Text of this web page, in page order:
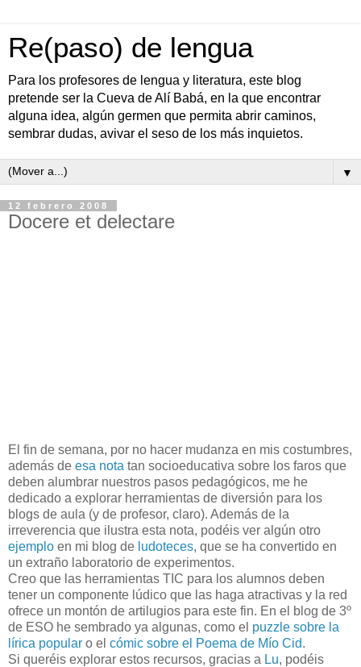
Re(paso) de lengua
Para los profesores de lengua y literatura, este blog
pretende ser la Cueva de Alí Babá, en la que encontrar
alguna idea, algún germen que permita abrir caminos,
sembrar dudas, avivar el seso de los más inquietos.
▼
12 febrero 2008
Docere et delectare
El fin de semana, por no hacer mudanza en mis costumbres,
además de esa nota tan socioeducativa sobre los faros que
deben alumbrar nuestros pasos pedagógicos, me he
dedicado a explorar herramientas de diversión para los
blogs de aula (y de profesor, claro). Además de la
irreverencia que ilustra esta nota, podéis ver algún otro
ejemplo en mi blog de ludoteces, que se ha convertido en
un extraño laboratorio de experimentos.
Creo que las herramientas TIC para los alumnos deben
tener un componente lúdico que las haga atractivas y la red
ofrece un montón de artilugios para este fin. En el blog de 3º
de ESO he sembrado ya algunas, como el puzzle sobre la
lírica popular o el cómic sobre el Poema de Mío Cid.
Si queréis explorar estos recursos, gracias a Lu, podéis